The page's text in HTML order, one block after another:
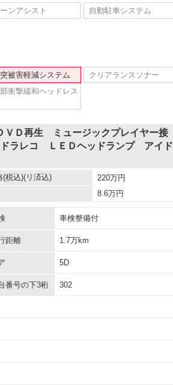
ンアシスト
自動駐車システム
被害軽減システム
クリアランスソナー
衝撃緩和ヘッドレス
Ｄ再生 ミュージックプレイヤー接
ラレコ ＬＥＤヘッドランプ アイド
(税込)(リ済込) 220万円
8.6万円
車検整備付
距離 1.7万km
5D
番号の下3桁 302